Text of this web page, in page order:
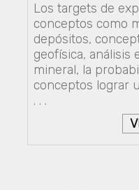
Los targets de
conceptos como
depósitos,
geofísica, análisis
mineral, la
conceptos lograr
. . .